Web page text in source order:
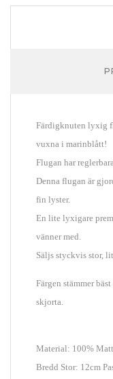
Färdigknuten lyxig
vuxna i marinblått!
Flugan har
Denna flugan är
fin lyster.
En lite lyxigare
vänner med.
Säljs styckvis stor,
Färgen stämmer
skjorta.
Material: 100%
Bredd Stor: 12cm